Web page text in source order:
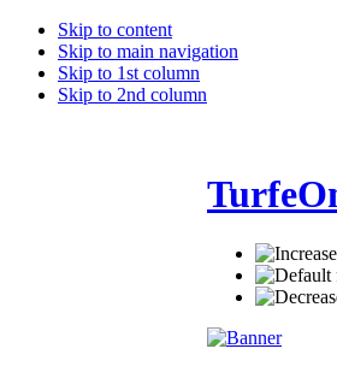
Skip to content
Skip to main navigation
Skip to 1st column
Skip to 2nd column